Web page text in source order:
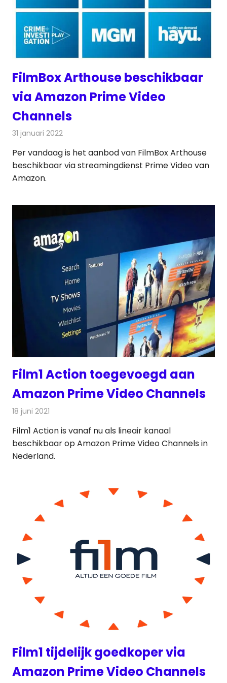
FilmBox Arthouse beschikbaar
via Amazon Prime Video
Channels
31 januari 2022
Per vandaag is het aanbod van FilmBox Arthouse
beschikbaar via streamingdienst Prime Video van
Amazon.
Film1 Action toegevoegd aan
Amazon Prime Video Channels
18 juni 2021
Film1 Action is vanaf nu als lineair kanaal
beschikbaar op Amazon Prime Video Channels in
Nederland.
Film1 tijdelijk goedkoper via
Amazon Prime Video Channels